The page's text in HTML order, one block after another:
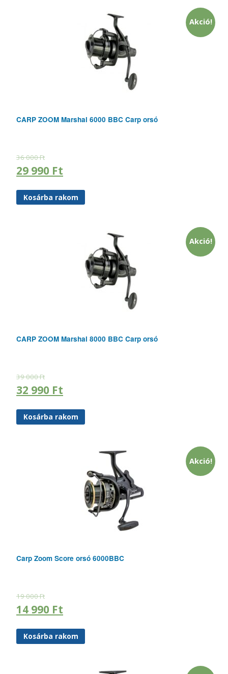
Akció!
CARP ZOOM Marshal 6000 BBC Carp orsó
36 000Ft
29 990 Ft
Kosárba rakom
Akció!
CARP ZOOM Marshal 8000 BBC Carp orsó
39 000Ft
32 990 Ft
Kosárba rakom
Akció!
Carp Zoom Score orsó 6000BBC
19 000Ft
14 990 Ft
Kosárba rakom